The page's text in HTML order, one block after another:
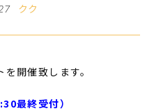
クク
開催致します。
最終受付）